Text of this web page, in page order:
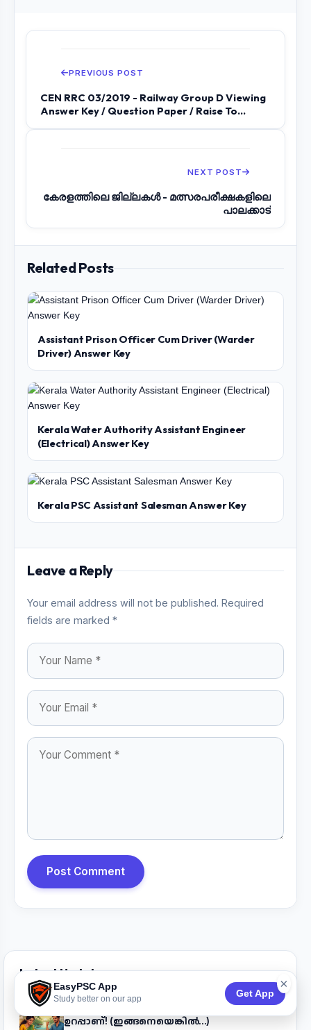
EasyPSC App
Study better on our app
Get App
×
PREVIOUS POST
CEN RRC 03/2019 - Railway Group D Viewing
Answer Key / Question Paper / Raise To...
NEXT POST
കേരളത്തിലെ ജില്ലകൾ - മത്സരപരീക്ഷകളിലെ
പാലക്കാട്
Related Posts
Assistant Prison Officer Cum Driver (Warder
Driver) Answer Key
Kerala Water Authority Assistant Engineer
(Electrical) Answer Key
Kerala PSC Assistant Salesman Answer Key
Leave a Reply
Your email address will not be published. Required
fields are marked *
Post Comment
Latest Updates
അടുത്ത തവണയും ലിസ്റ്റിൽ പേര് കാണില്ല,
ഉറപ്പാണ്! (ഇങ്ങനെയെങ്കിൽ...)